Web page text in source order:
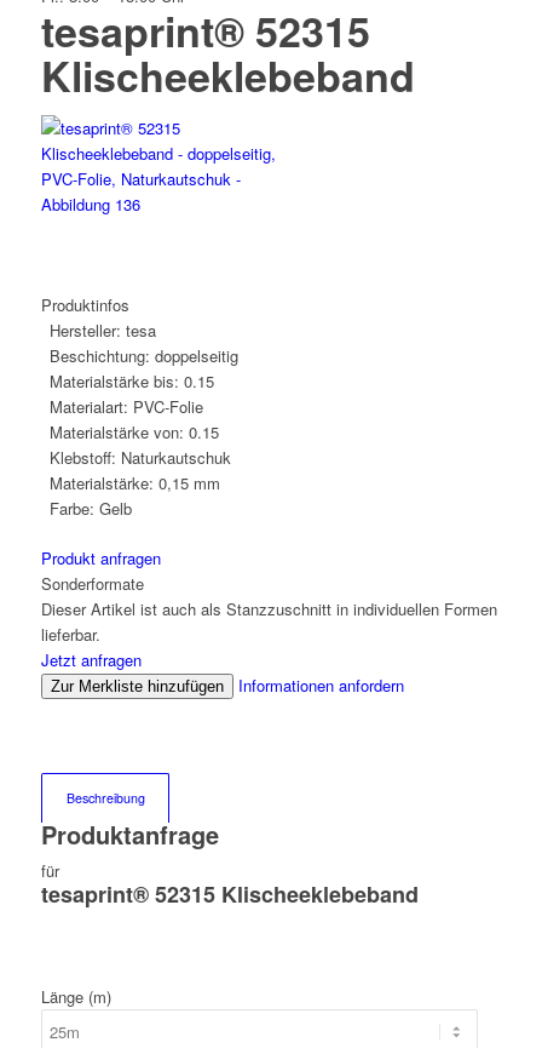
tesaprint® 52315
Klischeeklebeband
Produktinfos
Hersteller: tesa
Beschichtung: doppelseitig
Materialstärke bis: 0.15
Materialart: PVC-Folie
Materialstärke von: 0.15
Klebstoff: Naturkautschuk
Materialstärke: 0,15 mm
Farbe: Gelb
Produkt anfragen
Sonderformate
Dieser Artikel ist auch als Stanzzuschnitt in individuellen Formen
lieferbar.
Jetzt anfragen
Zur Merkliste hinzufügen Informationen anfordern
Beschreibung
Produktanfrage
für
tesaprint® 52315 Klischeeklebeband
Länge (m)